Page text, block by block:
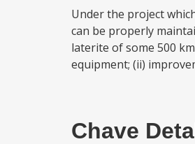
Under the project
can be properly
laterite of some 500
equipment; (ii)
Chave